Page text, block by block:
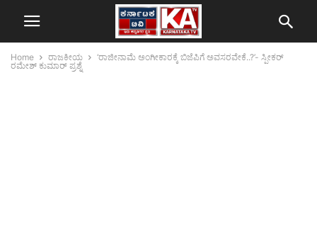
Home ರಾಜಕೀಯ
‘ರಾಜೀನಾಮೆ ಅಂಗೀಕಾರಕ್ಕೆ ಬಿಜೆಪಿಗೆ ಅವಸರವೇಕೆ..?’- ಸ್ಪೀಕರ್
ರಮೇಶ್ ಕುಮಾರ್ ಪ್ರಶ್ನೆ